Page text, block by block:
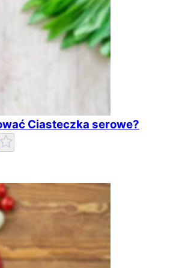
Ciasteczka serowe?